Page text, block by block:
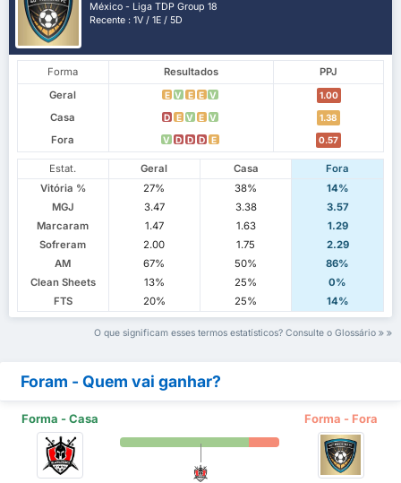
México - Liga TDP Group 18
Recente : 1V / 1E / 5D
Forma Resultados
PPJ
Geral
E V E E V 1.00
Casa D E V E V 1.38
Fora V D D D E 0.57
Estat. Geral Casa
Fora
Vitória %
27% 38%
14%
MGJ
3.47 3.38
3.57
Marcaram
1.47 1.63
1.29
Sofreram
2.00 1.75
2.29
AM
67% 50%
86%
Clean Sheets
13% 25%
0%
FTS
20% 25% 14%
O que significam esses termos estatísticos? Consulte o Glossário
Foram - Quem vai ganhar?
Forma - Casa Forma - Fora